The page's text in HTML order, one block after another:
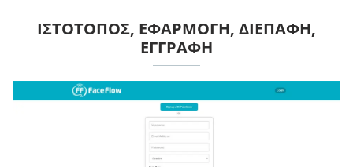
ΙΣΤΌΤΟΠΟΣ, ΕΦΑΡΜΟΓΉ, ΔΙΕΠΑΦΉ,
ΕΓΓΡΑΦΉ